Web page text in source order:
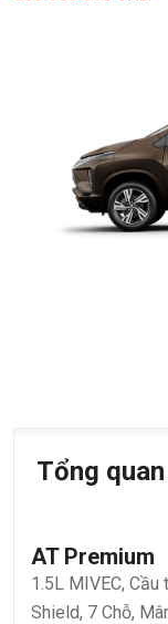
Tổng quan
AT Premium
1.5L MIVEC,
Shield, 7 Chỗ,